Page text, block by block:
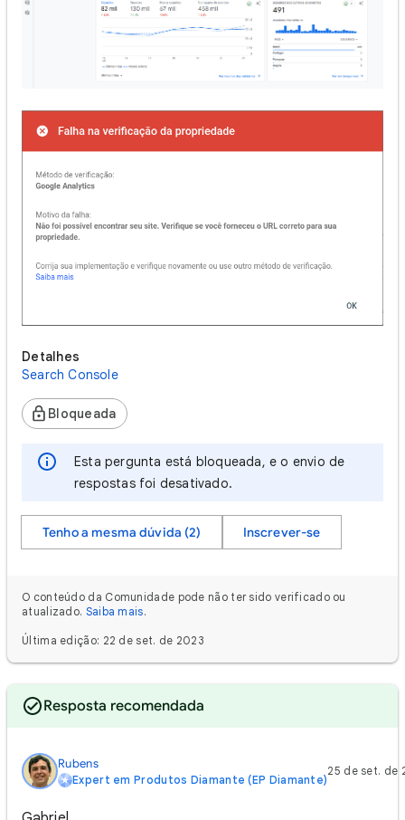
Detalhes
Search Console
Bloqueada
Esta pergunta está bloqueada, e o envio de
respostas foi desativado.
Tenho a mesma dúvida (2) Inscrever-se
O conteúdo da Comunidade pode não ter sido verificado ou
atualizado. Saiba mais.
Última edição: 22 de set. de 2023
Resposta recomendada
Rubens
Expert em Produtos Diamante (EP Diamante)
25 de set. de